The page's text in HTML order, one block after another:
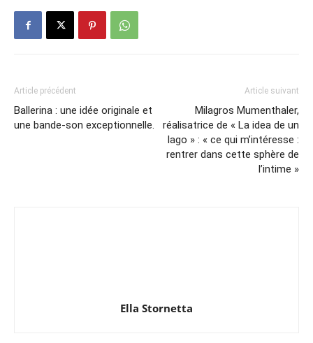
Article précédent
Ballerina : une idée originale et
une bande-son exceptionnelle.
Article suivant
Milagros Mumenthaler,
réalisatrice de « La idea de un
lago » : « ce qui m’intéresse :
rentrer dans cette sphère de
l’intime »
Ella Stornetta